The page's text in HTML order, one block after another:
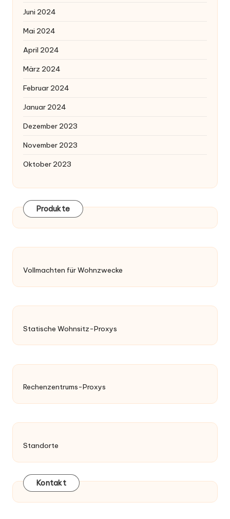
Juni 2024
Mai 2024
April 2024
März 2024
Februar 2024
Januar 2024
Dezember 2023
November 2023
Oktober 2023
Produkte
Vollmachten für Wohnzwecke
Statische Wohnsitz-Proxys
Rechenzentrums-Proxys
Standorte
Kontakt